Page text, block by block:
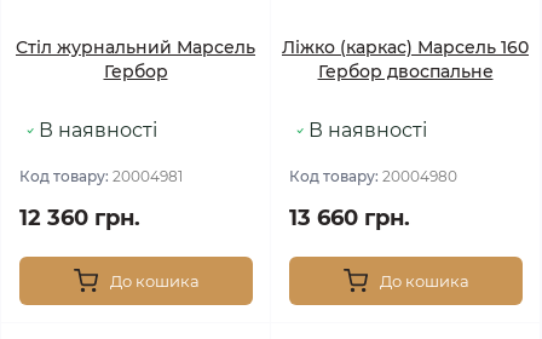
Стіл журнальний Марсель
Гербор
В наявності
Код товару: 20004981
12 360 грн.
До кошика
Ліжко (каркас) Марсель 160
Гербор двоспальне
В наявності
Код товару: 20004980
13 660 грн.
До кошика